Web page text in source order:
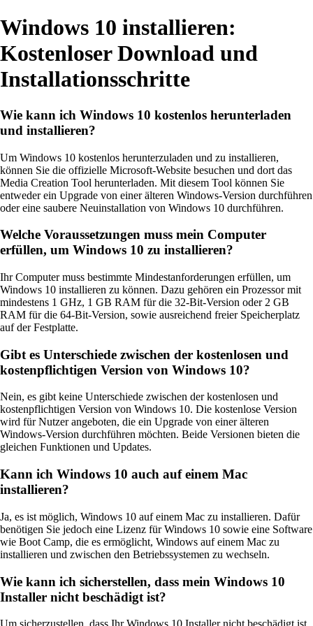
Windows 10 installieren:
Kostenloser Download und
Installationsschritte
Wie kann ich Windows 10 kostenlos herunterladen
und installieren?
Um Windows 10 kostenlos herunterzuladen und zu installieren,
können Sie die offizielle Microsoft-Website besuchen und dort das
Media Creation Tool herunterladen. Mit diesem Tool können Sie
entweder ein Upgrade von einer älteren Windows-Version durchführen
oder eine saubere Neuinstallation von Windows 10 durchführen.
Welche Voraussetzungen muss mein Computer
erfüllen, um Windows 10 zu installieren?
Ihr Computer muss bestimmte Mindestanforderungen erfüllen, um
Windows 10 installieren zu können. Dazu gehören ein Prozessor mit
mindestens 1 GHz, 1 GB RAM für die 32-Bit-Version oder 2 GB
RAM für die 64-Bit-Version, sowie ausreichend freier Speicherplatz
auf der Festplatte.
Gibt es Unterschiede zwischen der kostenlosen und
kostenpflichtigen Version von Windows 10?
Nein, es gibt keine Unterschiede zwischen der kostenlosen und
kostenpflichtigen Version von Windows 10. Die kostenlose Version
wird für Nutzer angeboten, die ein Upgrade von einer älteren
Windows-Version durchführen möchten. Beide Versionen bieten die
gleichen Funktionen und Updates.
Kann ich Windows 10 auch auf einem Mac
installieren?
Ja, es ist möglich, Windows 10 auf einem Mac zu installieren. Dafür
benötigen Sie jedoch eine Lizenz für Windows 10 sowie eine Software
wie Boot Camp, die es ermöglicht, Windows auf einem Mac zu
installieren und zwischen den Betriebssystemen zu wechseln.
Wie kann ich sicherstellen, dass mein Windows 10
Installer nicht beschädigt ist?